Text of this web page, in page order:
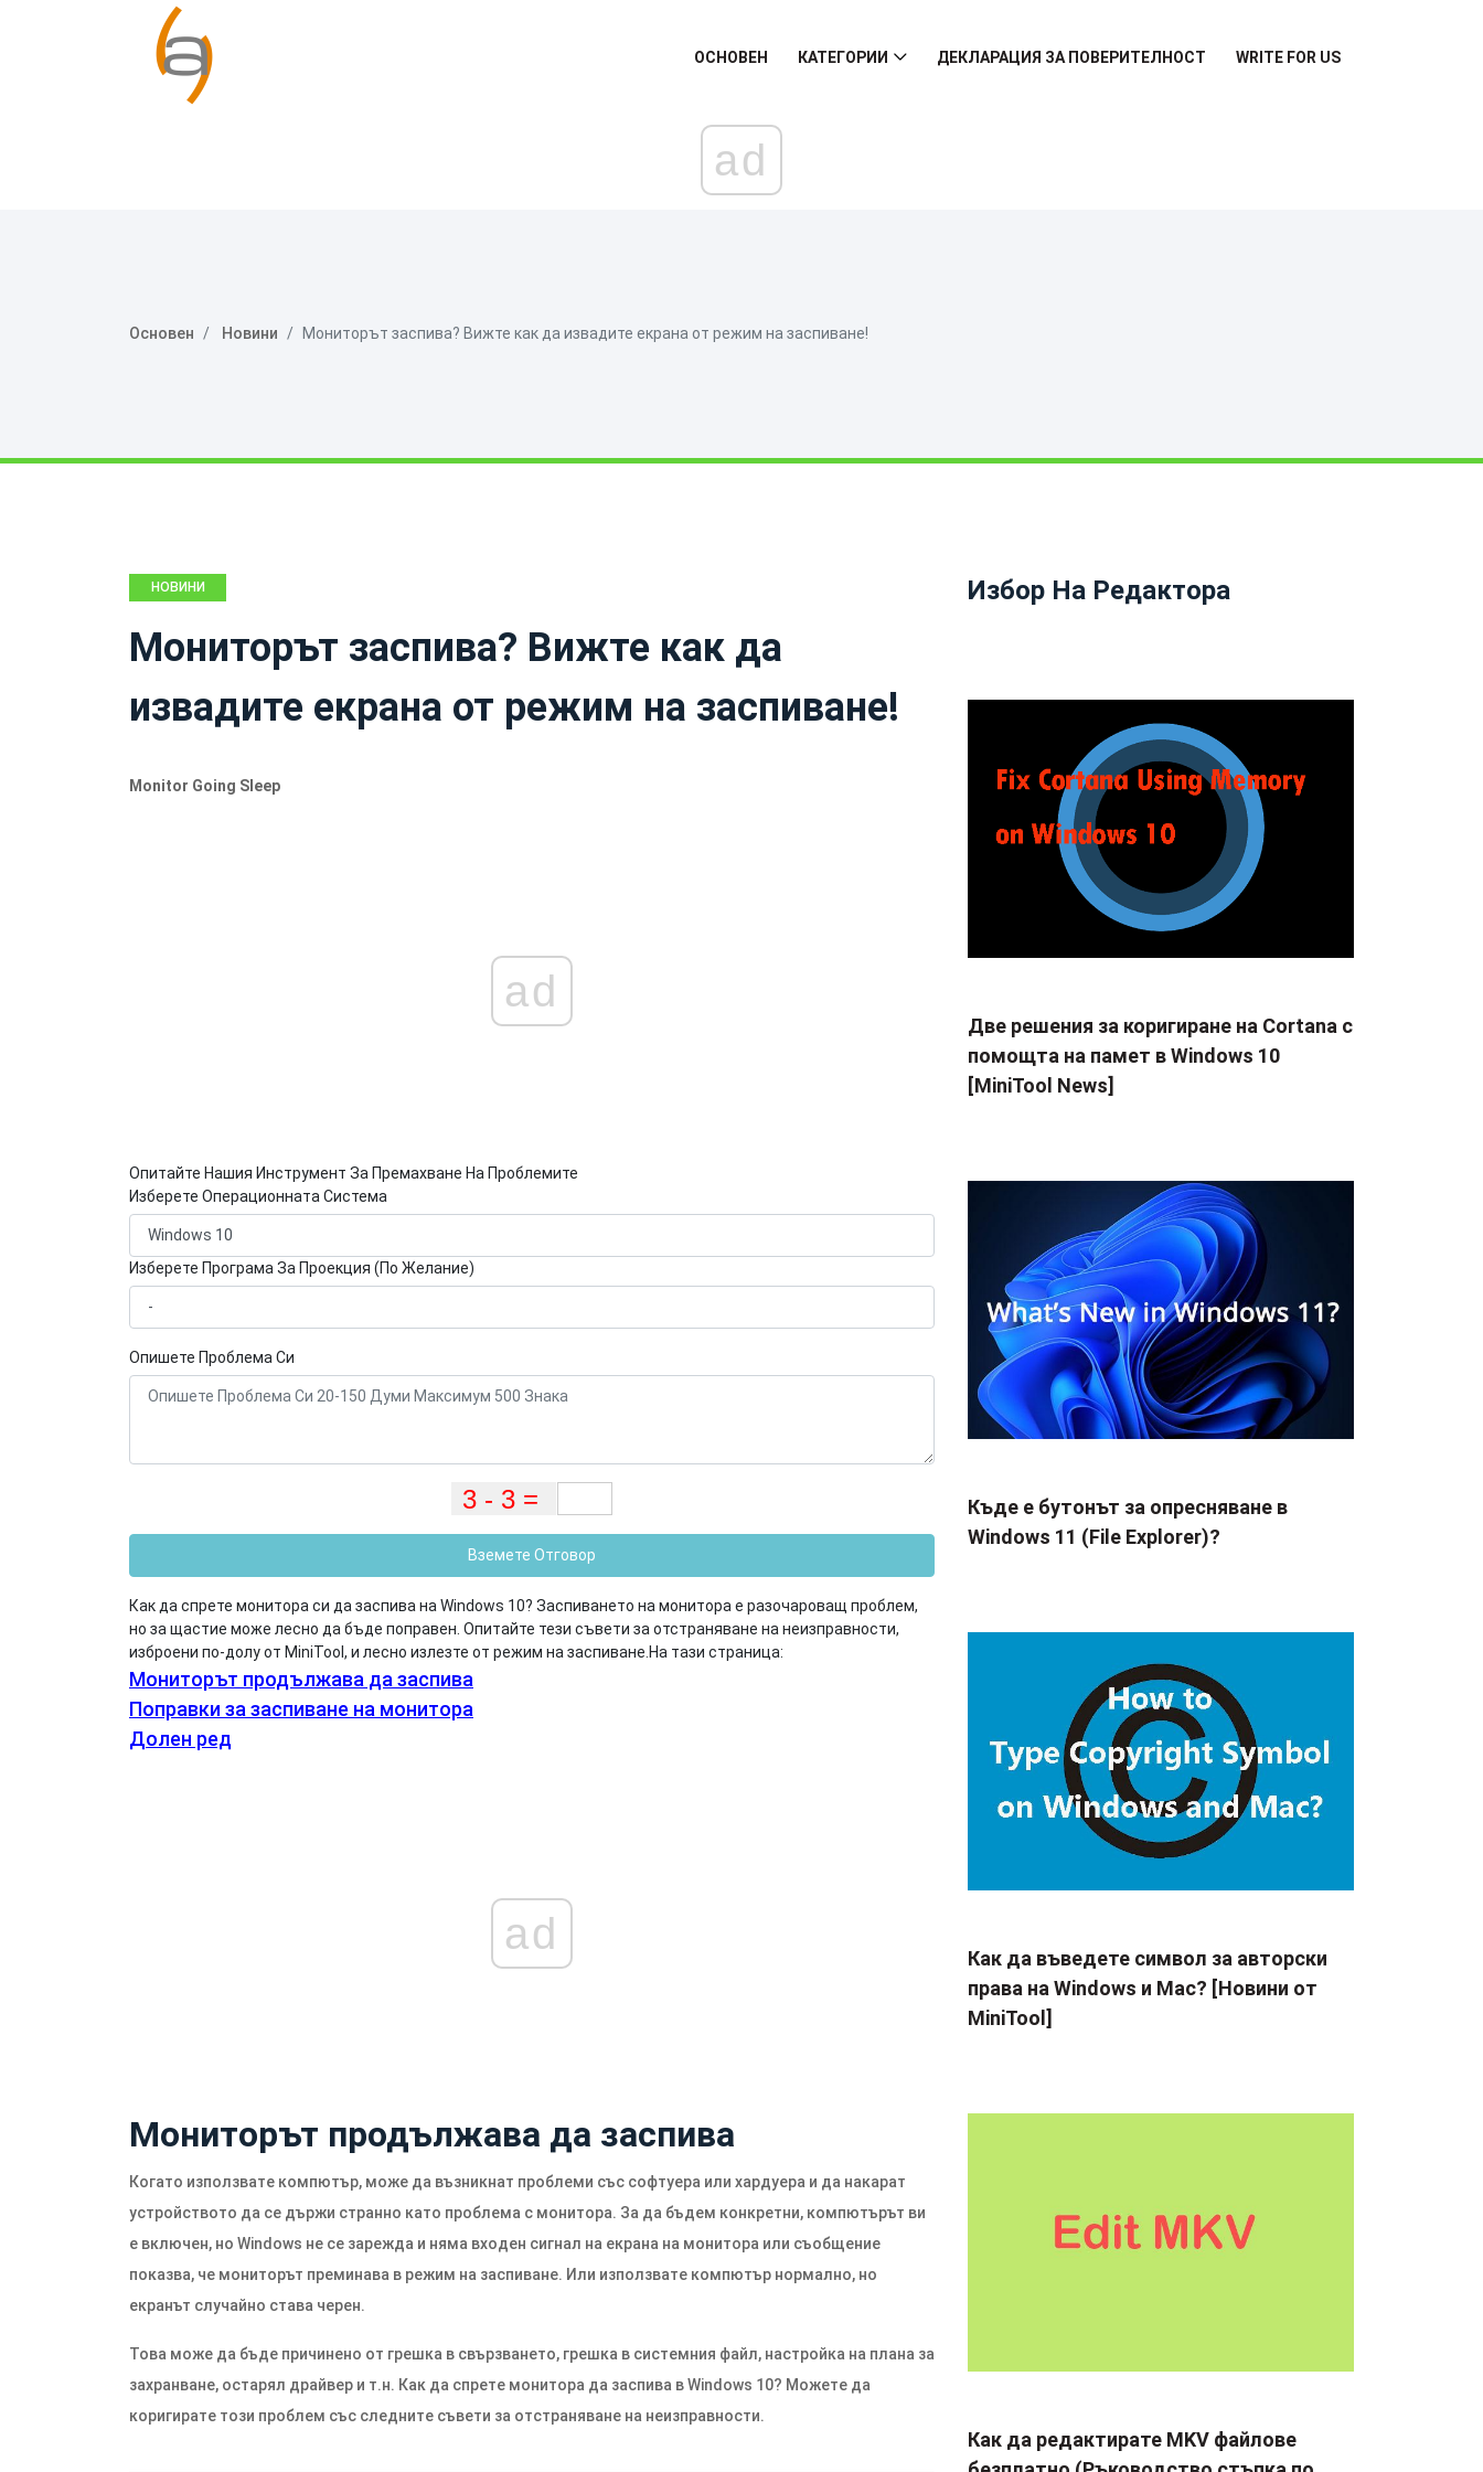
ОСНОВЕН КАТЕГОРИИ ДЕКЛАРАЦИЯ ЗА ПОВЕРИТЕЛНОСТ WRITE FOR US
ad
Основен Новини Мониторът заспива? Вижте как да извадите екрана от режим на заспиване!
НОВИНИ
Мониторът заспива? Вижте как да
извадите екрана от режим на заспиване!
Monitor Going Sleep
ad
Опитайте Нашия Инструмент За Премахване На Проблемите
Изберете Операционната Система
Изберете Програма За Проекция (По Желание)
Опишете Проблема Си
Вземете Отговор
Как да спрете монитора си да заспива на Windows 10? Заспиването на монитора е разочароващ проблем,
но за щастие може лесно да бъде поправен. Опитайте тези съвети за отстраняване на неизправности,
изброени по-долу от MiniTool, и лесно излезте от режим на заспиване. На тази страница:
Мониторът продължава да заспива
Поправки за заспиване на монитора
Долен ред
ad
Мониторът продължава да заспива
Когато използвате компютър, може да възникнат проблеми със софтуера или хардуера и да накарат
устройството да се държи странно като проблема с монитора. За да бъдем конкретни, компютърът ви
е включен, но Windows не се зарежда и няма входен сигнал на екрана на монитора или съобщение
показва, че мониторът преминава в режим на заспиване. Или използвате компютър нормално, но
екранът случайно става черен.
Това може да бъде причинено от грешка в свързването, грешка в системния файл, настройка на плана за
захранване, остарял драйвер и т.н. Как да спрете монитора да заспива в Windows 10? Можете да
коригирате този проблем със следните съвети за отстраняване на неизправности.
Избор На Редактора
Две решения за коригиране на Cortana с
помощта на памет в Windows 10
[MiniTool News]
Къде е бутонът за опресняване в
Windows 11 (File Explorer)?
Как да въведете символ за авторски
права на Windows и Mac? [Новини от
MiniTool]
Как да редактирате MKV файлове